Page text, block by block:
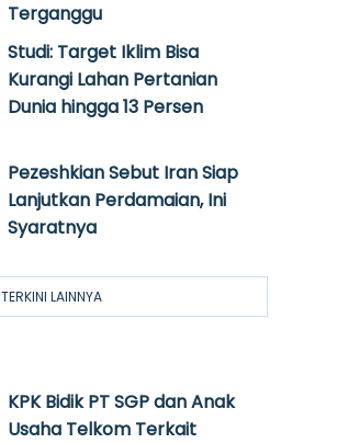
Terganggu
Studi: Target Iklim Bisa
Kurangi Lahan Pertanian
Dunia hingga 13 Persen
Pezeshkian Sebut Iran Siap
Lanjutkan Perdamaian, Ini
Syaratnya
TERKINI LAINNYA
KPK Bidik PT SGP dan Anak
Usaha Telkom Terkait